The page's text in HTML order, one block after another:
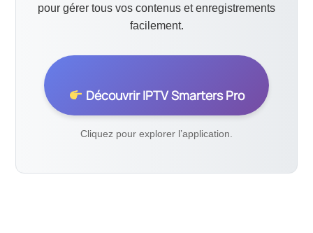
pour gérer tous vos contenus et enregistrements
facilement.
Découvrir IPTV Smarters Pro
Cliquez pour explorer l’application.